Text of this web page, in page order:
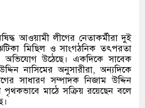
আওয়ামী লীগের নেতাকর্মীরা দুই
মিছিল ও সাংগঠনিক তৎপরতা
অভিযোগ উঠেছে। একদিকে সাবেক
নাসিমের অনুসারীরা, অন্যদিকে
সাধারণ সম্পাদক নিজাম উদ্দিন
পৃথকভাবে মাঠে সক্রিয় রয়েছেন বলে